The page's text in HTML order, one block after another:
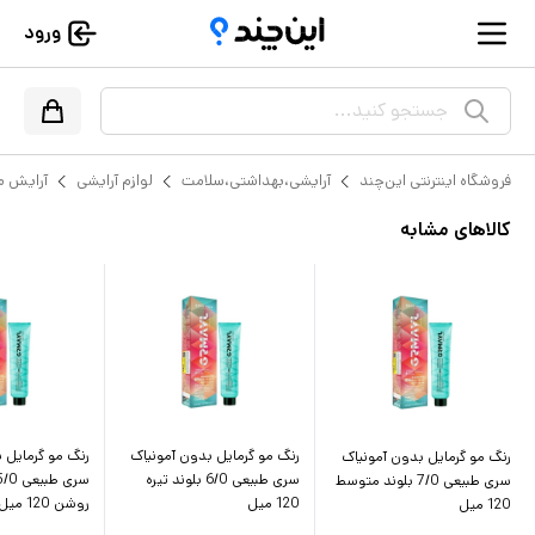
ورود
جستجو کنید...
فروشگاه اینترنتی این‌چند آرایشی،بهداشتی،سلامت لوازم آرایشی آرایش
کالاهای مشابه
رنگ مو گرمایل بدون آمونیاک
سری طبیعی 7/0 بلوند متوسط
120 میل
رنگ مو گرمایل بدون آمونیاک
سری طبیعی 6/0 بلوند تیره
120 میل
رنگ مو
روشن 120 میل